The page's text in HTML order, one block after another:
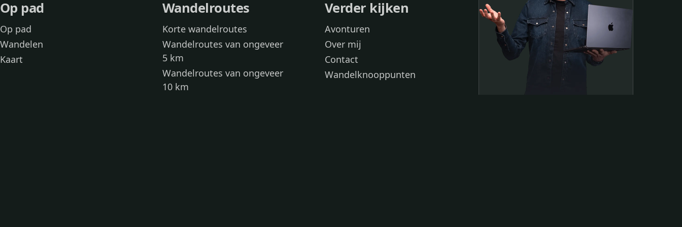
Op pad
Op pad
Wandelen
Kaart
Wandelroutes
Korte wandelroutes
Wandelroutes van ongeveer
5 km
Wandelroutes van ongeveer
10 km
Verder kijken
Avonturen
Over mij
Contact
Wandelknooppunten